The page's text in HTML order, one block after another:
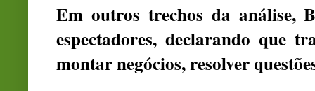
Em outros trechos da análise,
espectadores, declarando que
montar negócios, resolver